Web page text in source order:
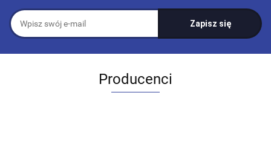
Producenci